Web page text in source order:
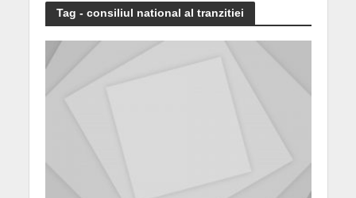
Tag - consiliul national al tranzitiei